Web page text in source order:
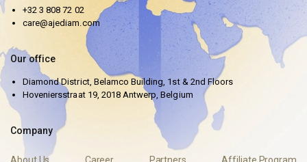
+32 3 808 72 02
care@ajediam.com
Our office
Diamond District, Belamco Building, 1st & 2nd Floors
Hoveniersstraat 19, 2018 Antwerp, Belgium
Company